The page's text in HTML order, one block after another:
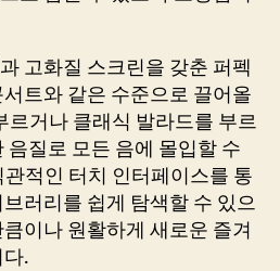
고화질 스크린을 갖춘 퍼펙
트와 같은 수준으로 끌어올
르거나 클래식 발라드를 부르
음질로 모든 음에 몰입할 수
적인 터치 인터페이스를 통
러리를 쉽게 탐색할 수 있으
이나 원활하게 새로운 즐겨
.